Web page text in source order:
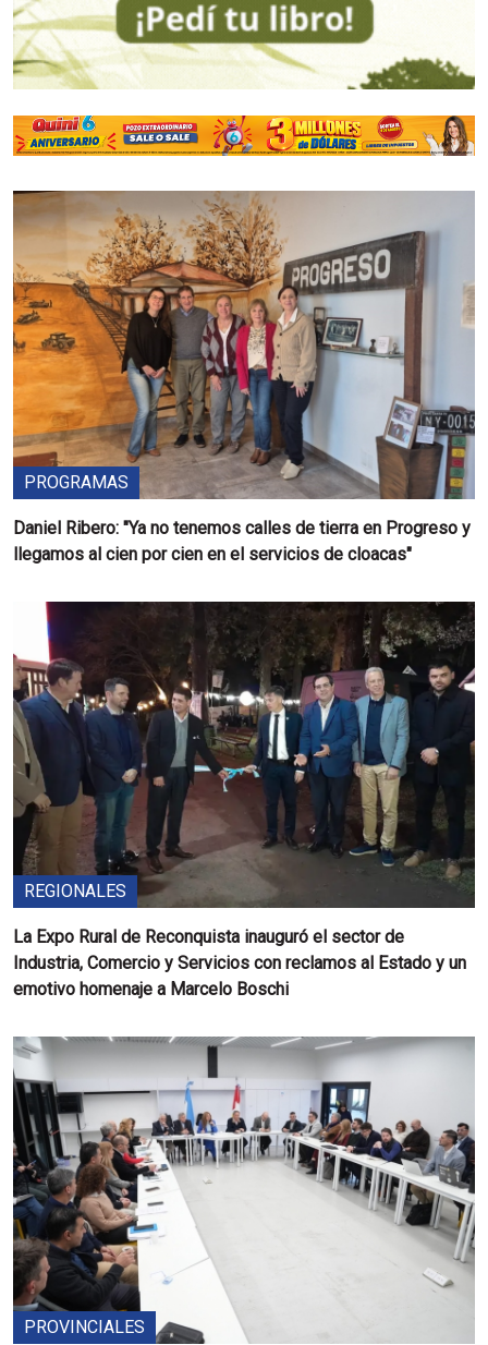
PROGRAMAS
Daniel Ribero: "Ya no tenemos calles de tierra en Progreso y
llegamos al cien por cien en el servicios de cloacas"
REGIONALES
La Expo Rural de Reconquista inauguró el sector de
Industria, Comercio y Servicios con reclamos al Estado y un
emotivo homenaje a Marcelo Boschi
PROVINCIALES